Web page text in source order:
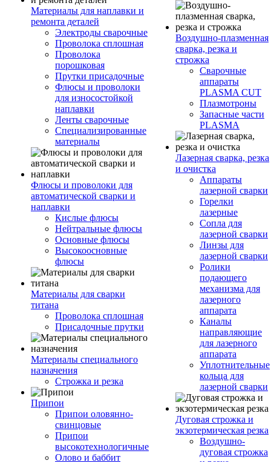
Материалы для наплавки и
ремонта деталей
Электроды сварочные
Проволока сплошная
Проволока
порошковая
Прутки присадочные
Флюсы и проволоки
для износостойкой
наплавки
Ленты сварочные
Специализированные
материалы
Флюсы и проволоки для
автоматической сварки и
наплавки
Кислые флюсы
Нейтральные флюсы
Основные флюсы
Высокоосновные
флюсы
Материалы для сварки
титана
Проволока сплошная
Присадочные прутки
Материалы специального
назначения
Строжка и резка
Припои
Припои оловянно-
свинцовые
Припои
высокотехнологичные
Олово и баббит
Воздушно-плазменная
сварка, резка и
строжка
Сварочные
аппараты
PLASMA CUT
Плазмотроны
Запасные части
PLASMA
Лазерная сварка, резка
и очистка
Аппараты
лазерной сварки
Горелки
лазерные
Сопла для
лазерной сварки
Линзы для
лазерной сварки
Ролики
подающего
механизма для
лазерного
аппарата
Каналы
направляющие
для лазерного
аппарата
Уплотнительные
кольца для
лазерной сварки
Дуговая строжка и
экзотермическая резка
Воздушно-
дуговая строжка